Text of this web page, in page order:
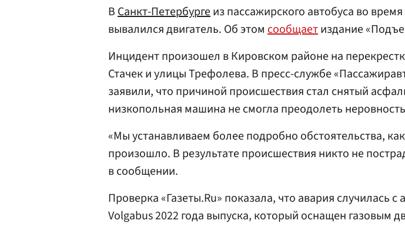
ВСанкт-Петербургеиз пассажирского автобуса во
вывалился двигатель. Об этом сообщаетиздание
Инцидент произошел в Кировском районе на
Стачек и улицы Трефолева. В пресс-службе
заявили, что причиной происшествия стал снятый
низкопольная машина не смогла преодолеть
«Мы устанавливаем более подробно обстоятельства,
произошло. В результате происшествия никто не
в сообщении.
Проверка «Газеты.Ru» показала, что авария случилась с
Volgabus 2022 года выпуска, который оснащен газовым